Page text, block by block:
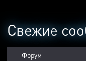
Свежие
Форум